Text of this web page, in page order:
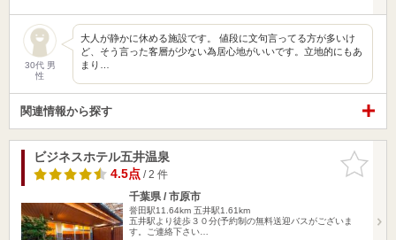
30代 男
性
大人が静かに休める施設です。 値段に文句言ってる方が多いけ
ど、そう言った客層が少ない為居心地がいいです。立地的にもあ
まり…
関連情報から探す
お気に入
りに追加
ビジネスホテル五井温泉
4.5点/ 2 件
千葉県 / 市原市
誉田駅11.64km 五井駅1.61km
五井駅より徒歩３０分(予約制の無料送迎バスがございま
す。ご連絡下さい…